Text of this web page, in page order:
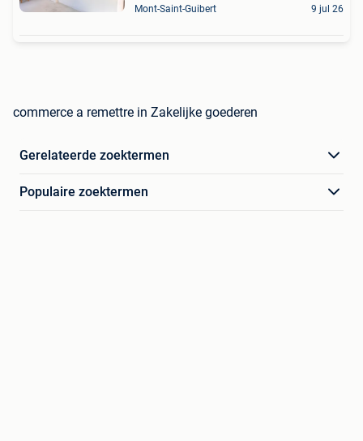
Mont-Saint-Guibert 9 jul 26
commerce a remettre in Zakelijke goederen
Gerelateerde zoektermen
Populaire zoektermen